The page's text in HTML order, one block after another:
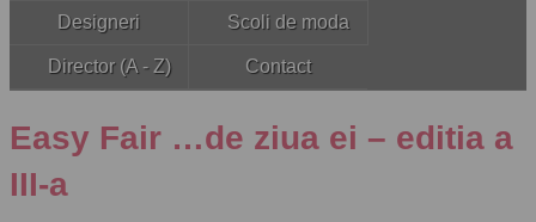
Designeri Scoli de moda
Director (A - Z) Contact
Easy Fair …de ziua ei – editia a
III-a